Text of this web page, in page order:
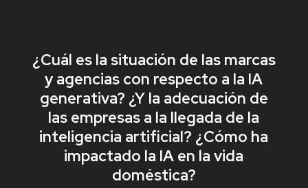
¿Cuál es la situación de las marcas
y agencias con respecto a la IA
generativa? ¿Y la adecuación de
las empresas a la llegada de la
inteligencia artificial? ¿Cómo ha
impactado la IA en la vida
doméstica?